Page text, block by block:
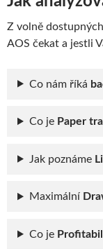
Z volně
AOS čekat a jestli
Co nám říká
Co je Paper
Jak poznáme
Maximální
Co je